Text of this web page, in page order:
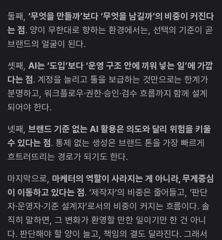
둘째, ‘무엇을 만들까’보다 ‘무엇을 남길까’의 비중이 커진다
는 점. 양이 무한대로 향하는 환경에서는, 선택의 기준이 곧
브랜드의 얼굴이 된다.
셋째, AI는 ‘도입’보다 ‘운영 구조 안에 끼워 넣는 일’에 가깝
다는 점. 계정을 늘리고 툴을 보급하는 것만으로는 한계가
분명하고, 워크플로우·권한·승인·검수 흐름까지 함께 설계
되어야 한다.
넷째, 브랜드 기준 없는 AI 활용은 의도와 달리 위험을 키울
수 있다는 점. 통제 없는 생성은 브랜드 톤을 가장 빠르게
흐트러뜨리는 경로가 되기도 한다.
마지막으로, 마케터의 역할이 사라지는 게 아니라, 무게중심
이 이동하고 있다는 점. ‘제작자’의 비중은 줄어들고, ‘판단
자·운영자·기준 설계자’로서의 비중이 커지는 흐름이다. 솔
직히 말하면, 그 변화가 환영할 만한 일이기만 한 건 아니
다. 판단해야 할 양이 늘고, 책임의 결도 달라진다. 그래서